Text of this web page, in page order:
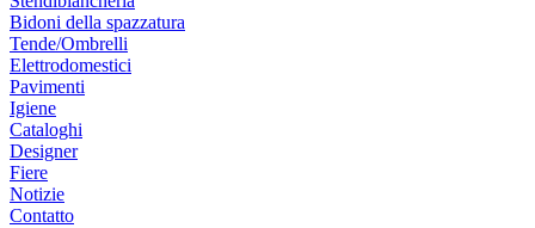
Bidoni della spazzatura
Tende/Ombrelli
Elettrodomestici
Pavimenti
Igiene
Cataloghi
Designer
Fiere
Notizie
Contatto